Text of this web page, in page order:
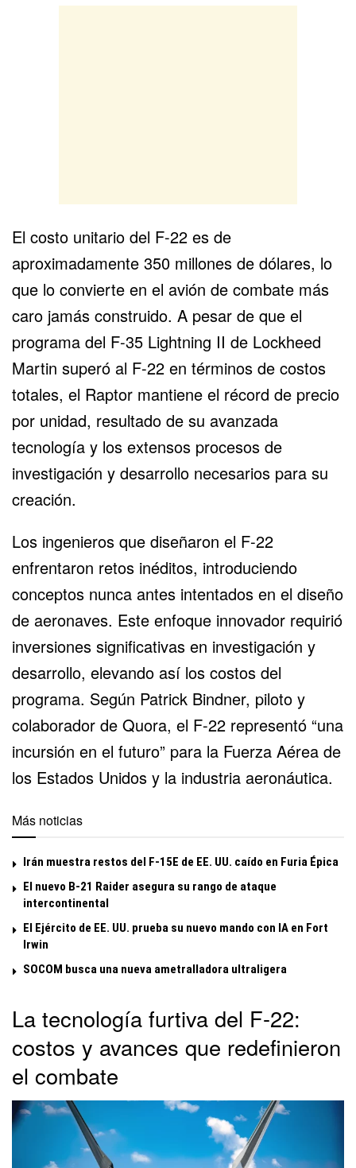
El costo unitario del F-22 es de
aproximadamente 350 millones de dólares, lo
que lo convierte en el avión de combate más
caro jamás construido. A pesar de que el
programa del F-35 Lightning II de Lockheed
Martin superó al F-22 en términos de costos
totales, el Raptor mantiene el récord de precio
por unidad, resultado de su avanzada
tecnología y los extensos procesos de
investigación y desarrollo necesarios para su
creación.
Los ingenieros que diseñaron el F-22
enfrentaron retos inéditos, introduciendo
conceptos nunca antes intentados en el diseño
de aeronaves. Este enfoque innovador requirió
inversiones significativas en investigación y
desarrollo, elevando así los costos del
programa. Según Patrick Bindner, piloto y
colaborador de Quora, el F-22 representó “una
incursión en el futuro” para la Fuerza Aérea de
los Estados Unidos y la industria aeronáutica.
Más noticias
Irán muestra restos del F-15E de EE. UU. caído en Furia Épica
El nuevo B-21 Raider asegura su rango de ataque
intercontinental
El Ejército de EE. UU. prueba su nuevo mando con IA en Fort
Irwin
SOCOM busca una nueva ametralladora ultraligera
La tecnología furtiva del F-22:
costos y avances que redefinieron
el combate